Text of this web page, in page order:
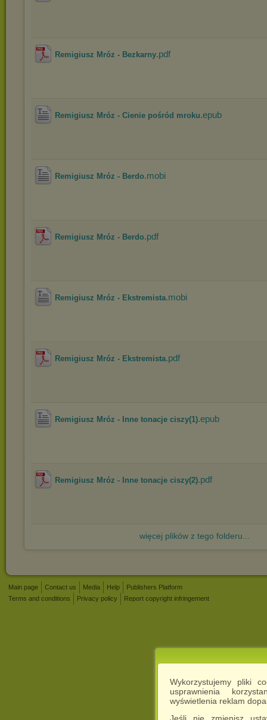
Wykorzystujemy pliki
usprawnienia
wyświetlenia reklam
Remigiusz Mróz - Bezkarny.pdf
Remigiusz Mróz - Cienie pośród mroku.epub
Remigiusz Mróz - Berdo.mobi
Remigiusz Mróz - Berdo.pdf
Remigiusz Mróz - Ekstremista.mobi
Remigiusz Mróz - Ekstremista.pdf
Remigiusz Mróz - Inne tonacje ciszy(1).epub
Remigiusz Mróz - Inne tonacje ciszy(2).pdf
więcej plików z tego folderu...
Main page Contact us Media Help
Publishers Platform
Terms and conditions
Privacy policy Report copyright infringement